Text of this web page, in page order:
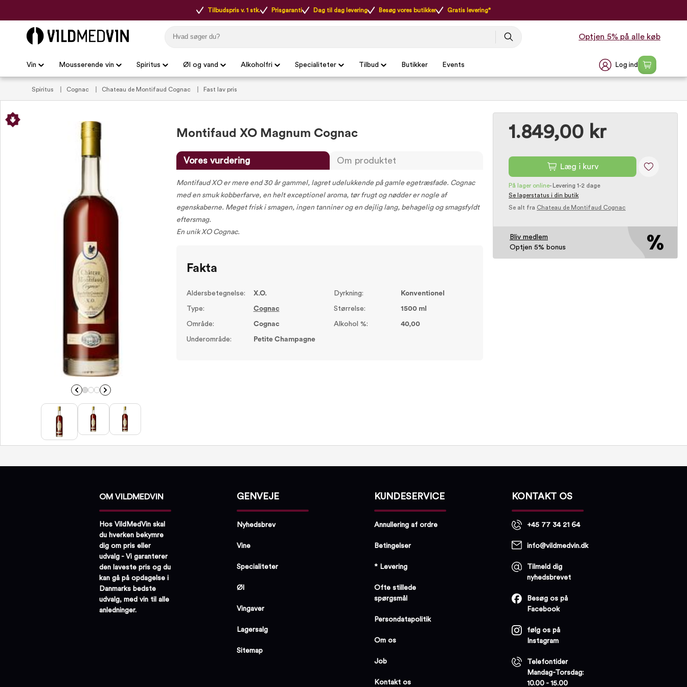
Tilbudspris v. 1 stk. Prisgaranti Dag til dag levering Besøg vores butikker Gratis levering*
Optjen 5% på alle køb
Vin Mousserende vin Spiritus Øl og vand Alkoholfri Specialiteter Tilbud Butikker Events Log ind
Spiritus Cognac Chateau de Montifaud Cognac Fast lav pris
1.849,00 kr
Læg i kurv
På lager online-
Levering 1-2 dage
Se lagerstatus i din butik
Se alt fra Chateau de Montifaud Cognac
Bliv medlem
Optjen 5% bonus
Montifaud XO Magnum Cognac
Vores vurdering Om produktet
Montifaud XO er mere end 30 år gammel, lagret udelukkende på gamle egetræsfade. Cognac
med en smuk kobberfarve, en helt exceptionel aroma, tør frugt og nødder er nogle af
egenskaberne. Meget frisk i smagen, ingen tanniner og en dejlig lang, behagelig og smagsfyldt
eftersmag.
En unik XO Cognac.
Fakta
Aldersbetegnelse: X.O.
Type: Cognac
Område: Cognac
Underområde: Petite Champagne
Dyrkning: Konventionel
Størrelse: 1500 ml
Alkohol %: 40,00
OM VILDMEDVIN
Hos VildMedVin skal
du hverken bekymre
dig om pris eller
udvalg - Vi garanterer
den laveste pris og du
kan gå på opdagelse i
Danmarks bedste
udvalg, med vin til alle
anledninger.
GENVEJE
Nyhedsbrev
Vine
Specialiteter
Øl
Vingaver
Lagersalg
Sitemap
KUNDESERVICE
Annullering af ordre
Betingelser
* Levering
Ofte stillede
spørgsmål
Persondatapolitik
Om os
Job
Kontakt os
KONTAKT OS
+45 77 34 21 64
info@vildmedvin.dk
Tilmeld dig
nyhedsbrevet
Besøg os på
Facebook
følg os på
Instagram
Telefontider
Mandag-Torsdag:
10.00 - 15.00